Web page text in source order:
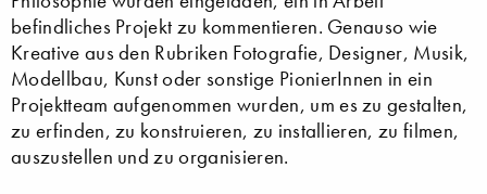
befindliches Projekt zu kommentieren. Genauso wie
Kreative aus den Rubriken Fotografie, Designer, Musik,
Modellbau, Kunst oder sonstige PionierInnen in ein
Projektteam aufgenommen wurden, um es zu gestalten,
zu erfinden, zu konstruieren, zu installieren, zu filmen,
auszustellen und zu organisieren.